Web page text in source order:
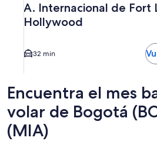
A. Internacional de Fort
Hollywood
32 min
Encuentra el mes
volar de Bogotá
(MIA)